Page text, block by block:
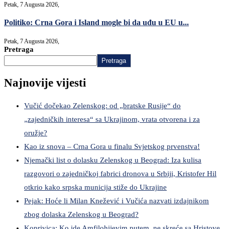
Petak, 7 Augusta 2026,
Politiko: Crna Gora i Island mogle bi da uđu u EU u...
Petak, 7 Augusta 2026,
Pretraga
Pretraga
Najnovije vijesti
Vučić dočekao Zelenskog: od „bratske Rusije“ do
„zajedničkih interesa“ sa Ukrajinom, vrata otvorena i za
oružje?
Kao iz snova – Crna Gora u finalu Svjetskog prvenstva!
Njemački list o dolasku Zelenskog u Beograd: Iza kulisa
razgovori o zajedničkoj fabrici dronova u Srbiji, Kristofer Hil
otkrio kako srpska municija stiže do Ukrajine
Pejak: Hoće li Milan Knežević i Vučića nazvati izdajnikom
zbog dolaska Zelenskog u Beograd?